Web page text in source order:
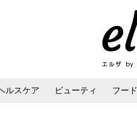
ルスケア ビューティ フード